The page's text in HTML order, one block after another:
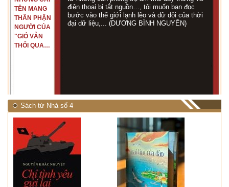
TÊN MANG
THÂN PHẬN
NGƯỜI CỦA
"GIÓ VẪN
THỔI QUA
điện thoại bị tắt nguồn…, tôi muốn bạn đọc
bước vào thế giới lạnh lẽo và dữ dội của thời
đại dữ liệu,... (DƯƠNG BÌNH NGUYÊN)
Sách từ Nhà số 4